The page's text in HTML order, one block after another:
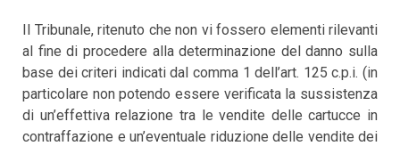
Il Tribunale, ritenuto che non vi fossero elementi rilevanti
al fine di procedere alla determinazione del danno sulla
base dei criteri indicati dal comma 1 dell’art. 125 c.p.i. (in
particolare non potendo essere verificata la sussistenza
di un’effettiva relazione tra le vendite delle cartucce in
contraffazione e un’eventuale riduzione delle vendite dei